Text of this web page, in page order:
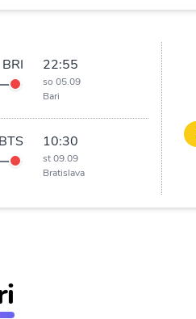
BRI 22:55
so 05.09
Bari
BTS 10:30
st 09.09
Bratislava